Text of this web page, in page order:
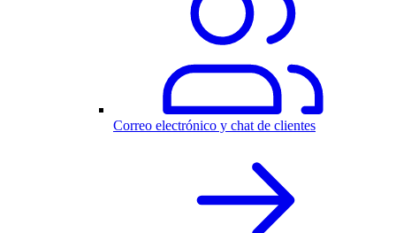
Correo electrónico y chat de clientes